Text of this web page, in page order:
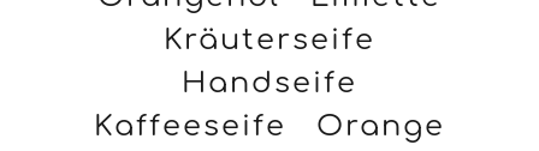
Kräuterseife
Handseife
Kaffeeseife
Orange